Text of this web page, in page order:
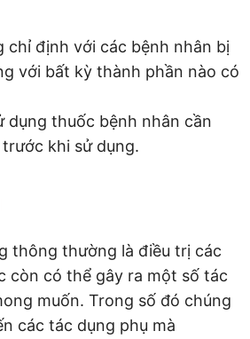
chỉ định với các bệnh nhân bị
với bất kỳ thành phần nào có
dụng thuốc bệnh nhân cần
khi sử dụng.
thông thường là điều trị các
còn có thể gây ra một số tác
muốn. Trong số đó chúng
các tác dụng phụ mà